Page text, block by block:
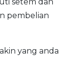
pembelian
yang anda